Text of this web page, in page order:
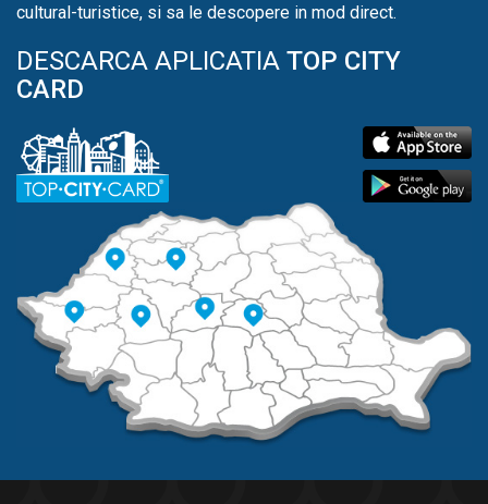
cultural-turistice, si sa le descopere in mod direct.
DESCARCA APLICATIA TOP CITY
CARD